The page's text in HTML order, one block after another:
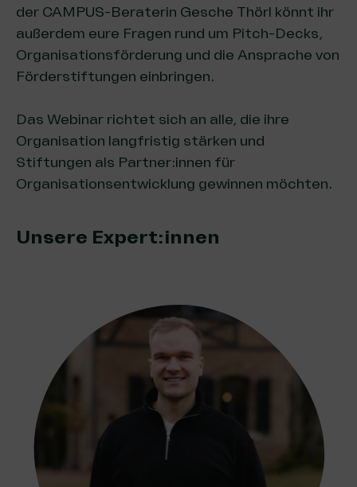
der CAMPUS-Beraterin Gesche Thörl könnt ihr
außerdem eure Fragen rund um Pitch-Decks,
Organisationsförderung und die Ansprache von
Förderstiftungen einbringen.
Das Webinar richtet sich an alle, die ihre
Organisation langfristig stärken und
Stiftungen als Partner:innen für
Organisationsentwicklung gewinnen möchten.
Unsere Expert:innen